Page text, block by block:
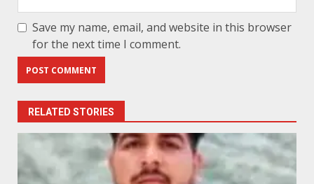
Save my name, email, and website in this browser
for the next time I comment.
RELATED STORIES